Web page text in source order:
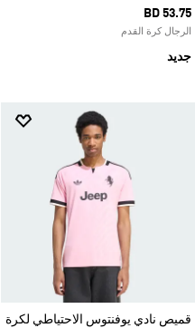
BD 53.75
الرجال كرة القدم
جديد
قميص نادي يوفنتوس الاحتياطي لكرة